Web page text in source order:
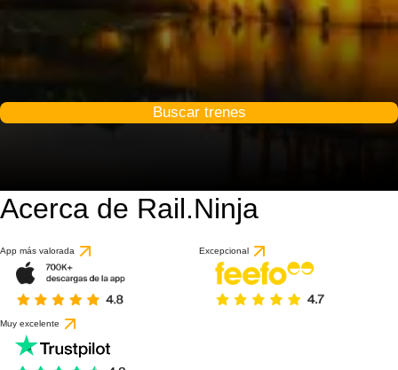
Buscar trenes
Acerca de Rail.Ninja
App más valorada Excepcional
Muy excelente